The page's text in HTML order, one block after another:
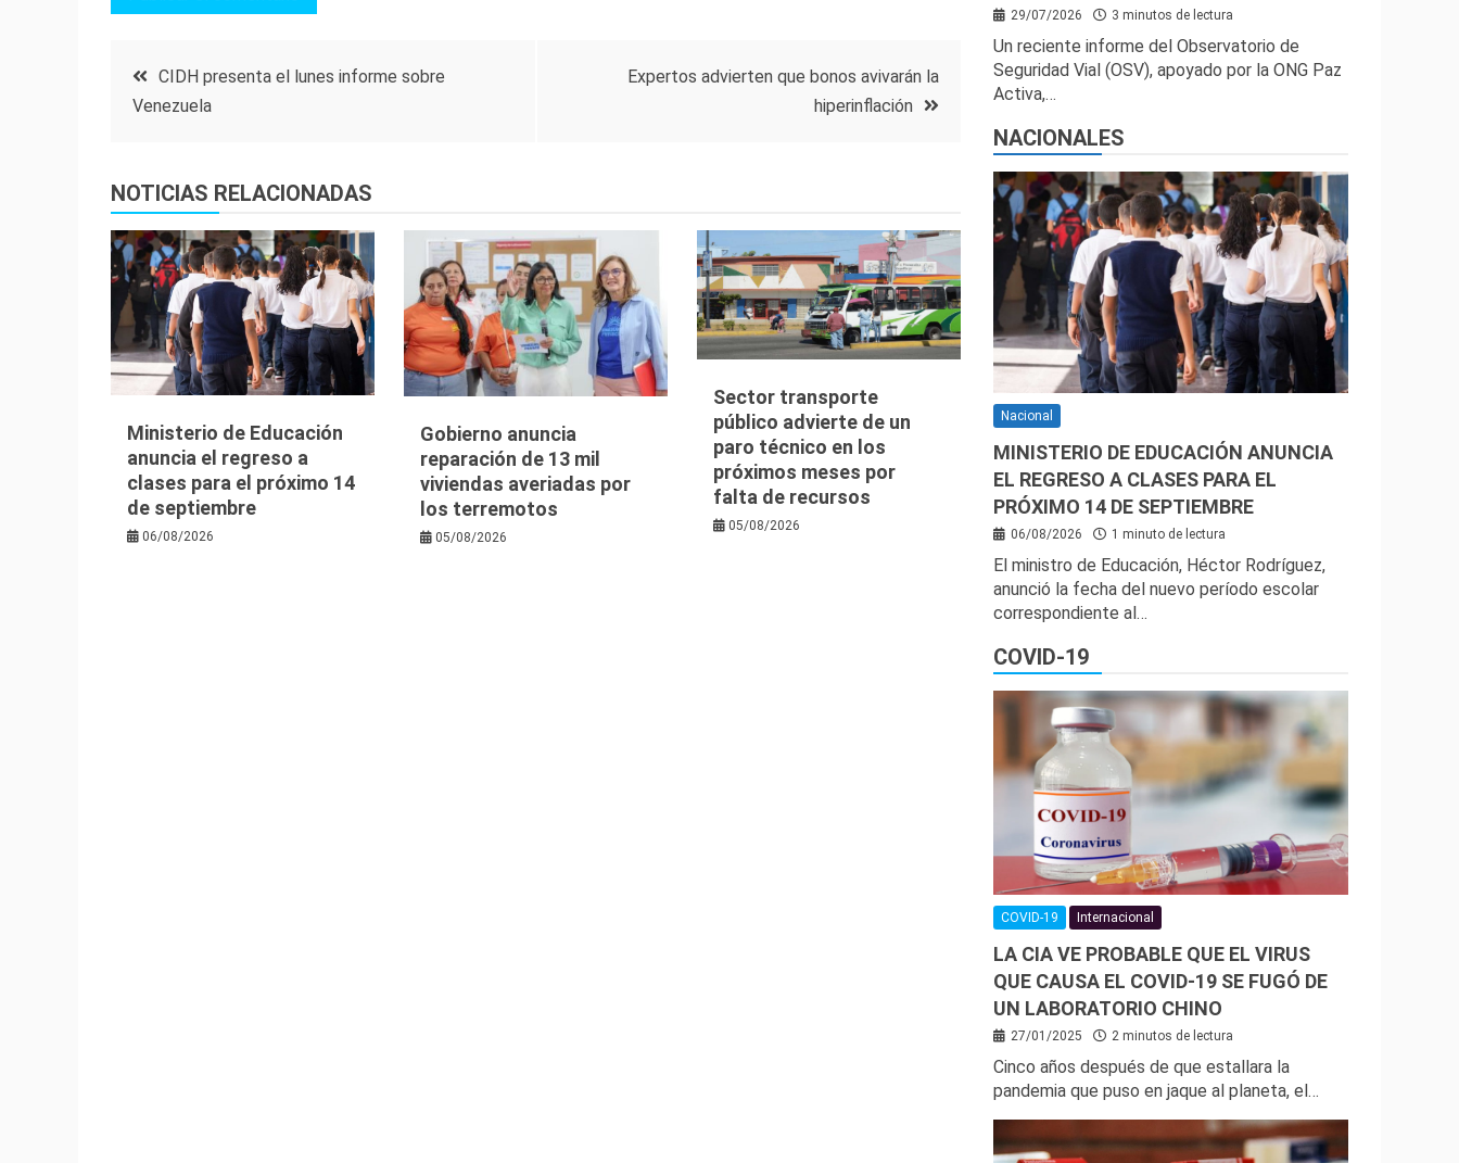
Navegación
entradas
CIDH presenta el lunes informe sobre
Venezuela
Expertos advierten que bonos avivarán la
hiperinflación
NOTICIAS RELACIONADAS
Ministerio de Educación
anuncia el regreso a
clases para el próximo 14
de septiembre
06/08/2026
Gobierno anuncia
reparación de 13 mil
viviendas averiadas por
los terremotos
05/08/2026
Sector transporte
público advierte de un
paro técnico en los
próximos meses por
falta de recursos
05/08/2026
29/07/2026 3 minutos de lectura
Un reciente informe del Observatorio de
Seguridad Vial (OSV), apoyado por la ONG Paz
Activa,…
NACIONALES
Nacional
MINISTERIO DE EDUCACIÓN ANUNCIA
EL REGRESO A CLASES PARA EL
PRÓXIMO 14 DE SEPTIEMBRE
06/08/2026 1 minuto de lectura
El ministro de Educación, Héctor Rodríguez,
anunció la fecha del nuevo período escolar
correspondiente al…
COVID-19
COVID-19 Internacional
LA CIA VE PROBABLE QUE EL VIRUS
QUE CAUSA EL COVID-19 SE FUGÓ DE
UN LABORATORIO CHINO
27/01/2025 2 minutos de lectura
Cinco años después de que estallara la
pandemia que puso en jaque al planeta, el…